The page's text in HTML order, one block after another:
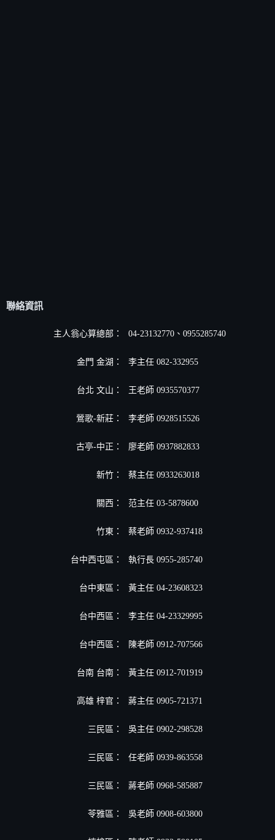
聯絡資訊
主人翁心算總部： 04-23132770、0955285740
金門 金湖： 李主任 082-332955
台北 文山： 王老師 0935570377
鶯歌-新莊： 李老師 0928515526
古亭-中正： 廖老師 0937882833
新竹： 蔡主任 0933263018
關西： 范主任 03-5878600
竹東： 蔡老師 0932-937418
台中西屯區： 執行長 0955-285740
台中東區： 黃主任 04-23608323
台中西區： 李主任 04-23329995
台中西區： 陳老師 0912-707566
台南 台南： 黃主任 0912-701919
高雄 梓官： 蔣主任 0905-721371
三民區： 吳主任 0902-298528
三民區： 任老師 0939-863558
三民區： 蔣老師 0968-585887
苓雅區： 吳老師 0908-603800